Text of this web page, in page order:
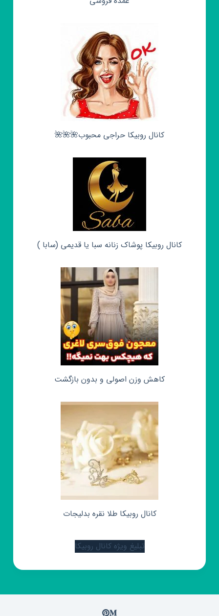
کانال روبیکا حراجی محبوب🌺🌺🌺
کانال روبیکا پوشاک زنانه سبا یا قدیمی (سابا )
کاهش وزن اصولی و بدون بازگشت
کانال روبیکا طلا نقره بدلیجات
تبلیغ ویژه کانال روبیکا